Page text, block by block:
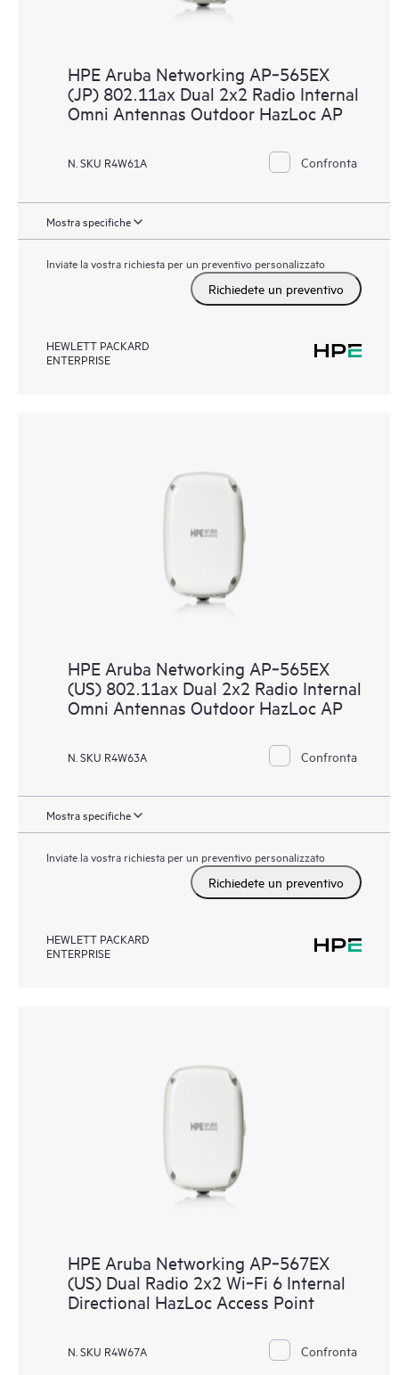
HPE Aruba Networking AP‑565EX
(JP) 802.11ax Dual 2x2 Radio Internal
Omni Antennas Outdoor HazLoc AP
N. SKU R4W61A Confronta
Mostra specifiche
Inviate la vostra richiesta per un preventivo personalizzato
Richiedete un preventivo
HEWLETT PACKARD
ENTERPRISE
HPE Aruba Networking AP‑565EX
(US) 802.11ax Dual 2x2 Radio Internal
Omni Antennas Outdoor HazLoc AP
N. SKU R4W63A Confronta
Mostra specifiche
Inviate la vostra richiesta per un preventivo personalizzato
Richiedete un preventivo
HEWLETT PACKARD
ENTERPRISE
HPE Aruba Networking AP‑567EX
(US) Dual Radio 2x2 Wi‑Fi 6 Internal
Directional HazLoc Access Point
N. SKU R4W67A Confronta